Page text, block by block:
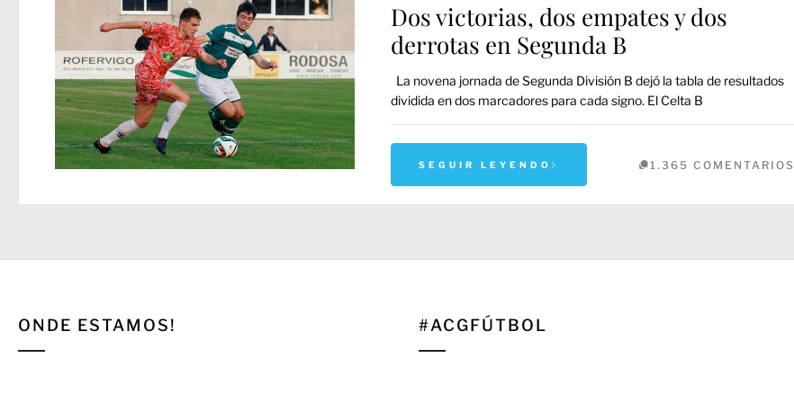
Dos victorias, dos empates y dos
derrotas en Segunda B
La novena jornada de Segunda División B dejó la tabla de resultados
dividida en dos marcadores para cada signo. El Celta B
SEGUIR LEYENDO 1.365 COMENTARIOS
ONDE ESTAMOS! #ACGFÚTBOL